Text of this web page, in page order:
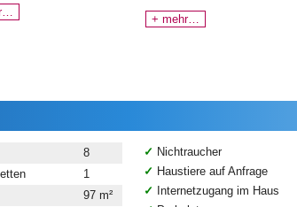
+ mehr…
8
1
97 m²
Nichtraucher
Haustiere auf Anfrage
Internetzugang im Haus